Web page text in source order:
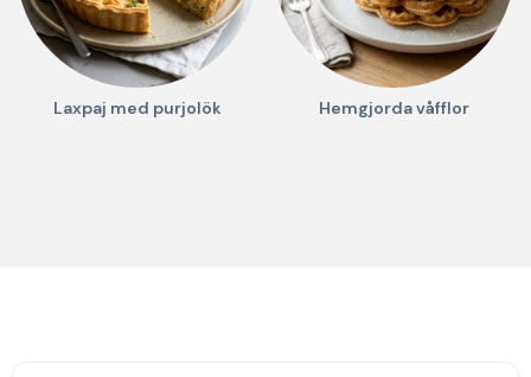
Laxpaj med purjolök Hemgjorda våfflor